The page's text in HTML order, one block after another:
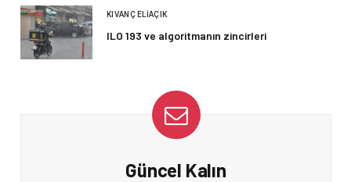
KIVANÇ ELIAÇIK
ILO 193 ve algoritmanın zincirleri
Güncel Kalın